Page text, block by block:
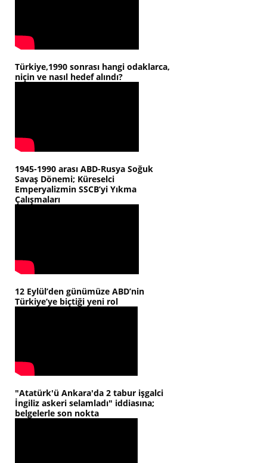
Türkiye,1990 sonrası hangi odaklarca,
niçin ve nasıl hedef alındı?
1945-1990 arası ABD-Rusya Soğuk
Savaş Dönemi; Küreselci
Emperyalizmin SSCB’yi Yıkma
Çalışmaları
12 Eylül’den günümüze ABD’nin
Türkiye’ye biçtiği yeni rol
"Atatürk'ü Ankara'da 2 tabur işgalci
İngiliz askeri selamladı" iddiasına;
belgelerle son nokta